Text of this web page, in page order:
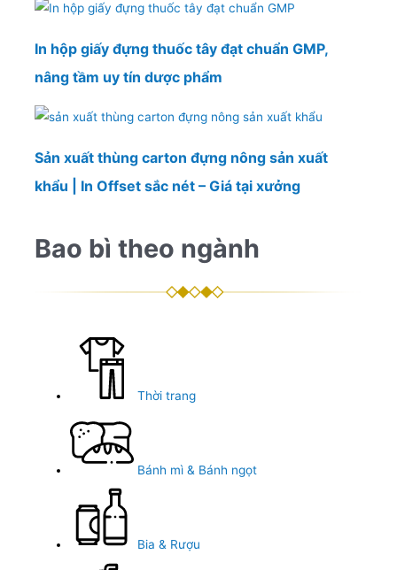
In hộp giấy đựng thuốc tây đạt chuẩn GMP,
nâng tầm uy tín dược phẩm
Sản xuất thùng carton đựng nông sản xuất
khẩu | In Offset sắc nét – Giá tại xưởng
Bao bì theo ngành
Thời trang
Bánh mì & Bánh ngọt
Bia & Rượu